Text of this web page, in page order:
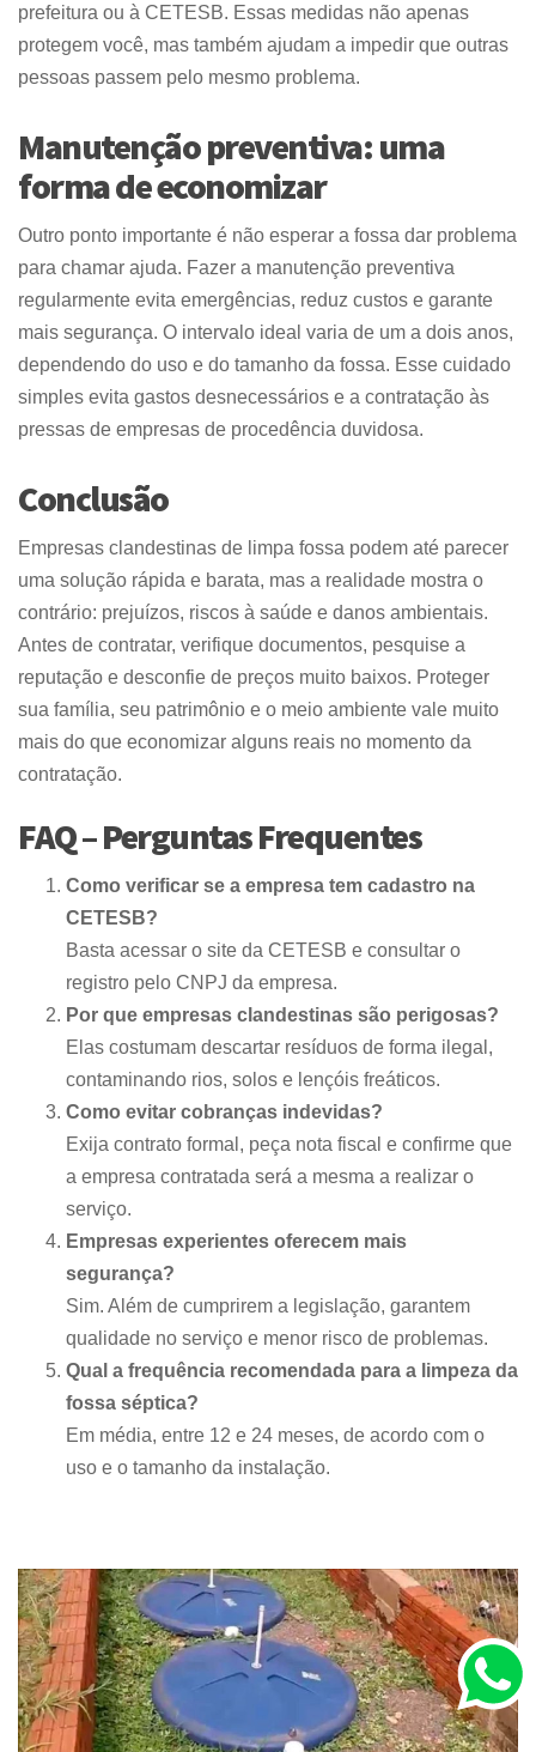
prefeitura ou à CETESB. Essas medidas não apenas
protegem você, mas também ajudam a impedir que outras
pessoas passem pelo mesmo problema.
Manutenção preventiva: uma
forma de economizar
Outro ponto importante é não esperar a fossa dar problema
para chamar ajuda. Fazer a manutenção preventiva
regularmente evita emergências, reduz custos e garante
mais segurança. O intervalo ideal varia de um a dois anos,
dependendo do uso e do tamanho da fossa. Esse cuidado
simples evita gastos desnecessários e a contratação às
pressas de empresas de procedência duvidosa.
Conclusão
Empresas clandestinas de limpa fossa podem até parecer
uma solução rápida e barata, mas a realidade mostra o
contrário: prejuízos, riscos à saúde e danos ambientais.
Antes de contratar, verifique documentos, pesquise a
reputação e desconfie de preços muito baixos. Proteger
sua família, seu patrimônio e o meio ambiente vale muito
mais do que economizar alguns reais no momento da
contratação.
FAQ – Perguntas Frequentes
Como verificar se a empresa tem cadastro na
CETESB?
Basta acessar o site da CETESB e consultar o
registro pelo CNPJ da empresa.
Por que empresas clandestinas são perigosas?
Elas costumam descartar resíduos de forma ilegal,
contaminando rios, solos e lençóis freáticos.
Como evitar cobranças indevidas?
Exija contrato formal, peça nota fiscal e confirme que
a empresa contratada será a mesma a realizar o
serviço.
Empresas experientes oferecem mais
segurança?
Sim. Além de cumprirem a legislação, garantem
qualidade no serviço e menor risco de problemas.
Qual a frequência recomendada para a limpeza da
fossa séptica?
Em média, entre 12 e 24 meses, de acordo com o
uso e o tamanho da instalação.